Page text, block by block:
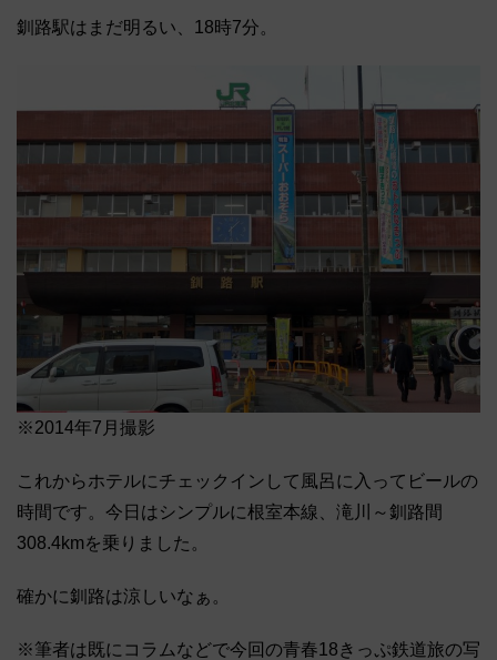
釧路駅はまだ明るい、18時7分。
※2014年7月撮影
これからホテルにチェックインして風呂に入ってビールの
時間です。今日はシンプルに根室本線、滝川～釧路間
308.4kmを乗りました。
確かに釧路は涼しいなぁ。
※筆者は既にコラムなどで今回の青春18きっぷ鉄道旅の写